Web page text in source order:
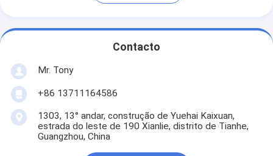
Contacto
Mr. Tony
+86 13711164586
1303, 13° andar, construção de Yuehai Kaixuan,
estrada do leste de 190 Xianlie, distrito de Tianhe,
Guangzhou, China